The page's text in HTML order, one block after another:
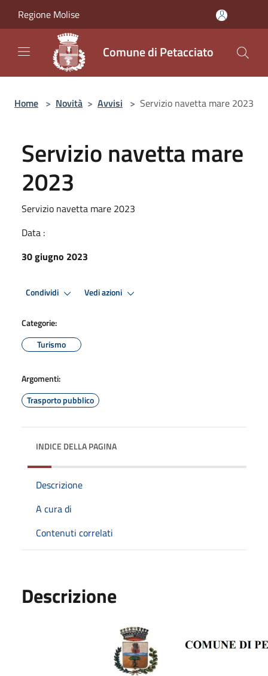
Regione Molise
Comune di Petacciato
Home > Novità > Avvisi > Servizio navetta mare 2023
Servizio navetta mare
2023
Servizio navetta mare 2023
Data :
30 giugno 2023
Condividi Vedi azioni
Categorie:
Turismo
Argomenti:
Trasporto pubblico
INDICE DELLA PAGINA
Descrizione
A cura di
Contenuti correlati
Descrizione